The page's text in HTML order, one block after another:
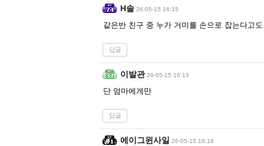
H솔 26-05-15 16:15
같은반 친구 중 누가 거미를 손으로 잡는다고
답글
이발관 26-05-15 16:15
단 엄마에게만
답글
에이그윈사일 26-05-15 16:16